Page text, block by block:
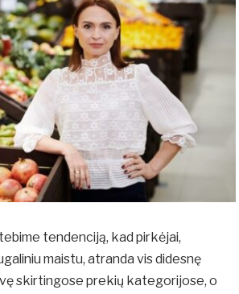
tendenciją, kad pirkėjai,
maistu, atranda vis didesnę
skirtingose prekių kategorijose, o